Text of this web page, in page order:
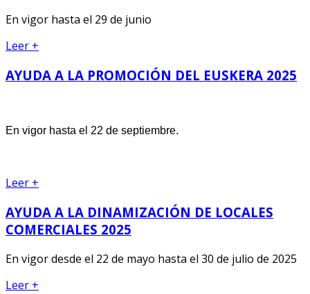
En vigor hasta el 29 de junio
Leer +
AYUDA A LA PROMOCIÓN DEL EUSKERA 2025
En vigor hasta el 22 de septiembre.
Leer +
AYUDA A LA DINAMIZACIÓN DE LOCALES
COMERCIALES 2025
En vigor desde el 22 de mayo hasta el 30 de julio de 2025
Leer +